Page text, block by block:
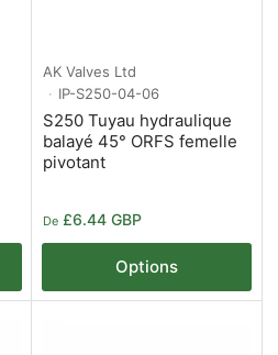
AK Valves Ltd
IP-S250-04-06
S250 Tuyau hydraulique
balayé 45° ORFS femelle
pivotant
Prix
De £6.44 GBP
Options